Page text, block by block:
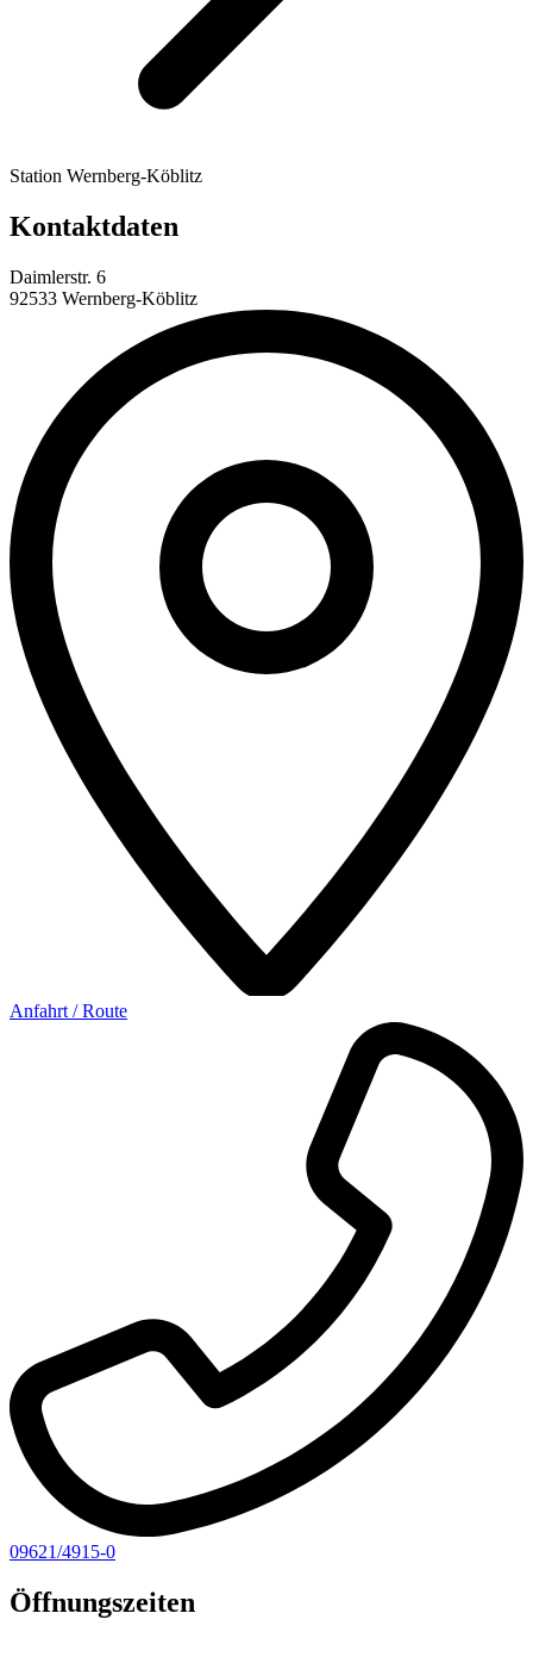
Station Wernberg-Köblitz
Kontaktdaten
Daimlerstr. 6
92533 Wernberg-Köblitz
Anfahrt / Route
09621/4915-0
Öffnungszeiten